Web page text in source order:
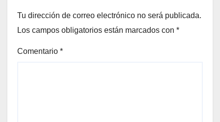
Tu dirección de correo electrónico no será publicada.
Los campos obligatorios están marcados con *
Comentario *